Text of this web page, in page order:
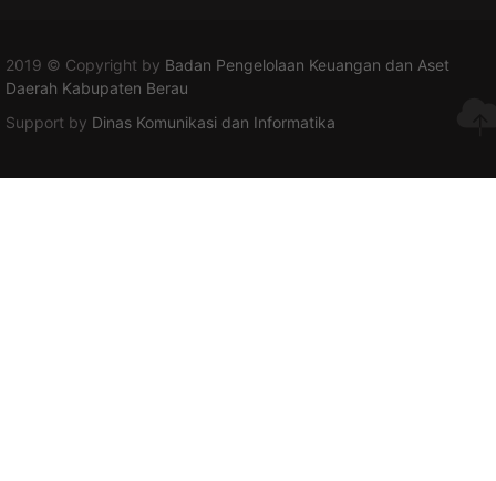
2019 © Copyright by Badan Pengelolaan Keuangan dan Aset
Daerah Kabupaten Berau
Support by Dinas Komunikasi dan Informatika